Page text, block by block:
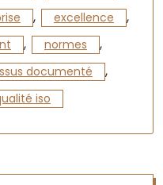
, excellence ,
, normes ,
documenté ,
iso